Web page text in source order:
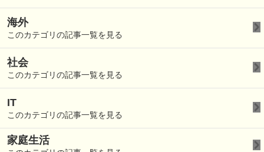
海外
このカテゴリの記事一覧を見る
社会
このカテゴリの記事一覧を見る
IT
このカテゴリの記事一覧を見る
家庭生活